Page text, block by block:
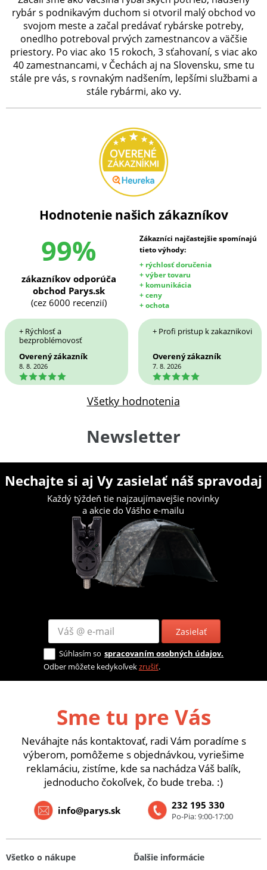
rybár s podnikavým duchom si otvoril malý obchod vo
svojom meste a začal predávať rybárske potreby,
onedlho potreboval prvých zamestnancov a väčšie
priestory. Po viac ako 15 rokoch, 3 sťahovaní, s viac ako
40 zamestnancami, v Čechách aj na Slovensku, sme tu
stále pre vás, s rovnakým nadšením, lepšími službami a
stále rybármi, ako vy.
Hodnotenie našich zákazníkov
99%
Zákazníci najčastejšie spomínajú
tieto výhody:
+ rýchlosť doručenia
+ výber tovaru
+ komunikácia
+ ceny
+ ochota
zákazníkov odporúča
obchod Parys.sk
(cez 6000 recenzií)
+ Rýchlosť a
bezproblémovosť
Overený zákazník
8. 8. 2026
5
+ Profi pristup k zakaznikovi
Overený zákazník
7. 8. 2026
5
Všetky hodnotenia
Newsletter
Nechajte si aj Vy zasielať náš spravodaj
Každý týždeň tie najzaujímavejšie novinky
a akcie do Vášho e-mailu
Zasielať
Súhlasím so spracovaním osobných údajov.
Odber môžete kedykoľvekzrušiť.
Sme tu pre Vás
Neváhajte nás kontaktovať, radi Vám poradíme s
výberom, pomôžeme s objednávkou, vyriešime
reklamáciu, zistíme, kde sa nachádza Váš balík,
jednoducho čokoľvek, čo bude treba. :)
232 195 330
Po-Pia: 9:00-17:00
info@parys.sk
Všetko o nákupe
Ďalšie informácie